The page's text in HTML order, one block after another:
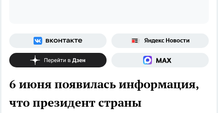
6 июня появилась информация,
что президент страны